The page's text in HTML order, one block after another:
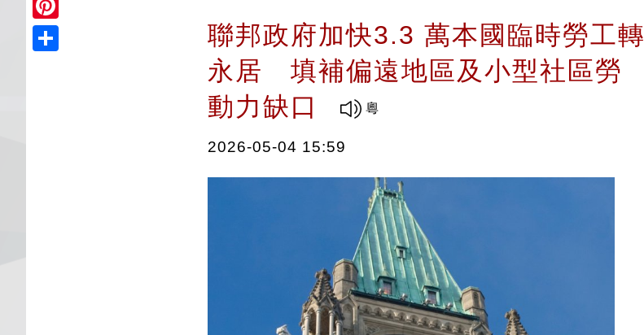
Pinterest
聯邦政府加快3.3 萬本國臨時勞工轉
永居 填補偏遠地區及小型社區勞
動力缺口
2026-05-04 15:59